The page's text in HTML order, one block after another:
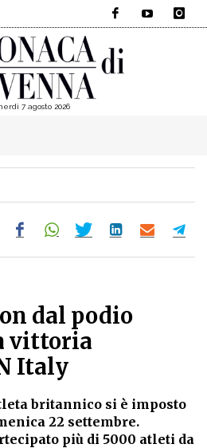
7 agosto 2026
dal podio
vittoria
Italy
britannico si è imposto
22 settembre.
più di 5000 atleti da